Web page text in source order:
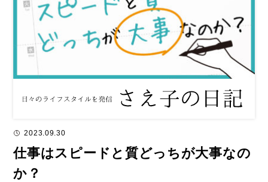
2023.09.30
仕事はスピードと質どっちが大事なの
か？